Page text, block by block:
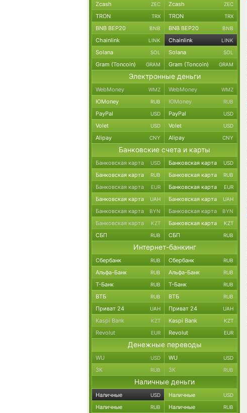
Zcash ZEC Zcash ZEC
TRON TRX TRON TRX
BNB BEP20 BNB BNB BEP20 BNB
Chainlink LINK Chainlink LINK
Solana SOL Solana SOL
Gram (Toncoin) GRAM Gram (Toncoin) GRAM
Электронные деньги
WebMoney WMZ WebMoney WMZ
ЮMoney RUB ЮMoney RUB
PayPal USD PayPal USD
Volet USD Volet USD
Alipay CNY Alipay CNY
Банковские счета и карты
Банковская карта USD Банковская карта USD
Банковская карта RUB Банковская карта RUB
Банковская карта EUR Банковская карта EUR
Банковская карта UAH Банковская карта UAH
Банковская карта BYN Банковская карта BYN
Банковская карта KZT Банковская карта KZT
СБП RUB СБП RUB
Интернет-банкинг
Сбербанк RUB Сбербанк RUB
Альфа-Банк RUB Альфа-Банк RUB
Т-Банк RUB Т-Банк RUB
ВТБ RUB ВТБ RUB
Приват 24 UAH Приват 24 UAH
Kaspi Bank KZT Kaspi Bank KZT
Revolut EUR Revolut EUR
Денежные переводы
WU USD WU USD
ЗК RUB ЗК RUB
Наличные деньги
Наличные USD Наличные USD
Наличные RUB Наличные RUB